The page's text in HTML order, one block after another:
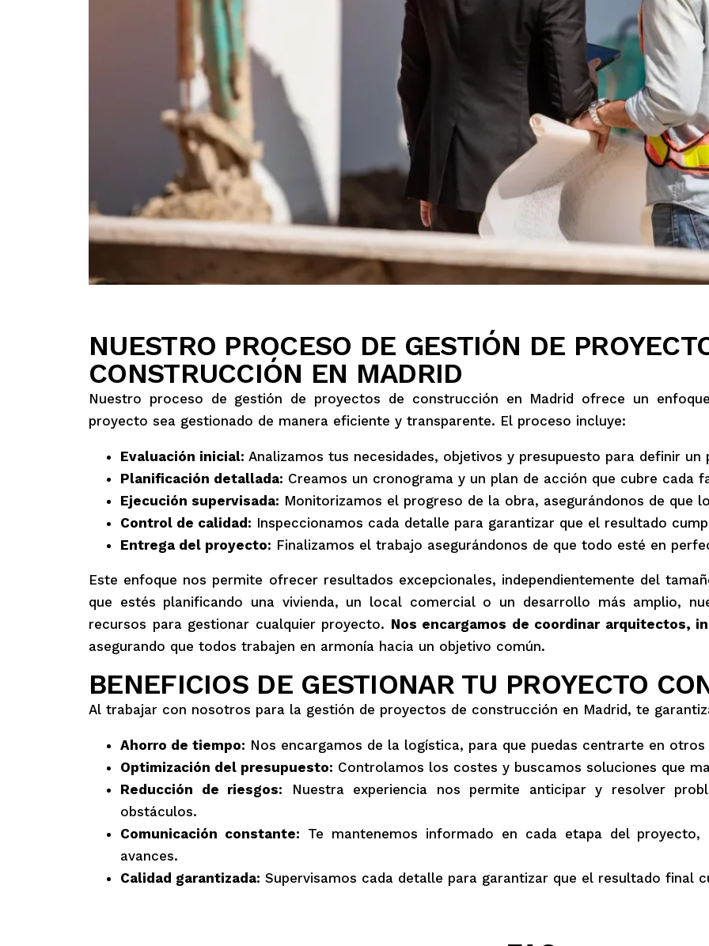
NUESTRO PROCESO DE GESTIÓN DE
CONSTRUCCIÓN EN MADRID
Nuestro proceso de gestión de proyectos de construcción en Madrid ofrece un
proyecto sea gestionado de manera eficiente y transparente. El proceso incluye:
Evaluación inicial: Analizamos tus necesidades, objetivos y presupuesto para definir un
Planificación detallada: Creamos un cronograma y un plan de acción que cubre cada
Ejecución supervisada: Monitorizamos el progreso de la obra, asegurándonos de que
Control de calidad: Inspeccionamos cada detalle para garantizar que el resultado
Entrega del proyecto: Finalizamos el trabajo asegurándonos de que todo esté en
Este enfoque nos permite ofrecer resultados excepcionales, independientemente del
que estés planificando una vivienda, un local comercial o un desarrollo más amplio,
recursos para gestionar cualquier proyecto. Nos encargamos de coordinar arquitectos,
asegurando que todos trabajen en armonía hacia un objetivo común.
BENEFICIOS DE GESTIONAR TU PROYECTO
Al trabajar con nosotros para la gestión de proyectos de construcción en Madrid, te
Ahorro de tiempo: Nos encargamos de la logística, para que puedas centrarte en
Optimización del presupuesto: Controlamos los costes y buscamos soluciones que
Reducción de riesgos: Nuestra experiencia nos permite anticipar y resolver
obstáculos.
Comunicación constante: Te mantenemos informado en cada etapa del
avances.
Calidad garantizada: Supervisamos cada detalle para garantizar que el resultado final